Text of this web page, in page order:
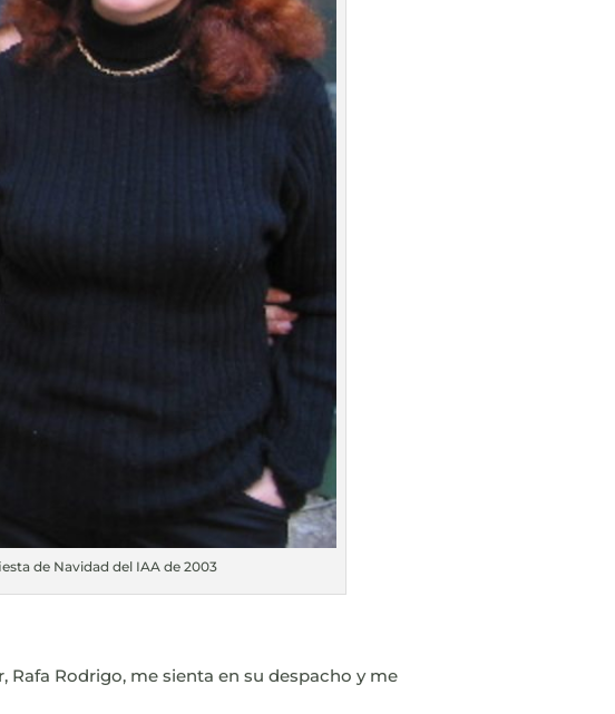
de Navidad del IAA de 2003
Rodrigo, me sienta en su despacho y me